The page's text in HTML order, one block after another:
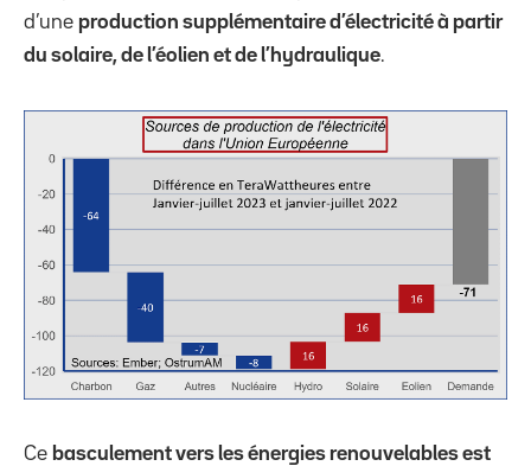
d’une production supplémentaire d’électricité à partir
du solaire, de l’éolien et de l’hydraulique.
Ce basculement vers les énergies renouvelables est